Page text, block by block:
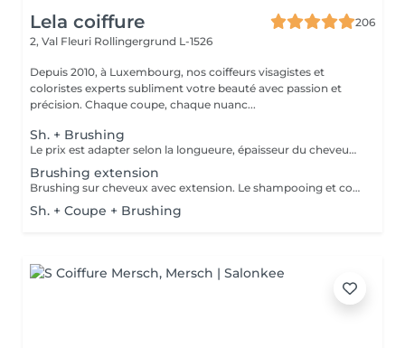
Lela coiffure
206
2, Val Fleuri Rollingergrund L-1526
Depuis 2010, à Luxembourg, nos coiffeurs visagistes et
coloristes experts subliment votre beauté avec passion et
précision. Chaque coupe, chaque nuanc...
Sh. + Brushing
Le prix est adapter selon la longueure, épaisseur du cheveux. Un supplément est ajouté sil y a utilisation dun outil chauffant ( plaque lissante ou boucleur). Compris dans le pris shampooing, conditionneur, produit coiffant et finition.
Brushing extension
Brushing sur cheveux avec extension. Le shampooing et conditionneur sont compris dans le prix.
Sh. + Coupe + Brushing